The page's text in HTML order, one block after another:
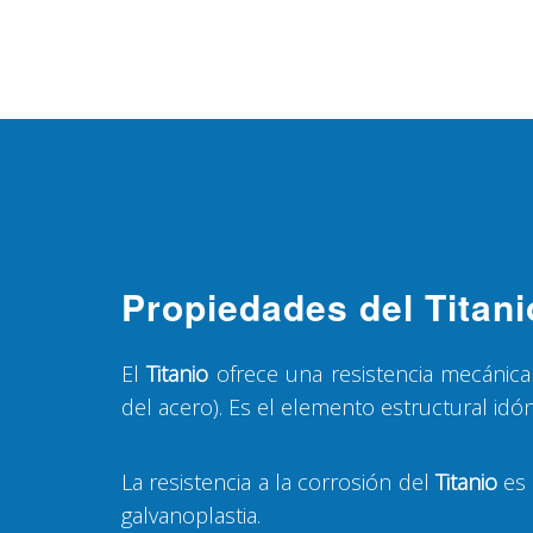
Propiedades del
ElTitanio ofrece una resistencia
del acero). Es el elemento estructural
La resistencia a la corrosión del Titanio
galvanoplastia.